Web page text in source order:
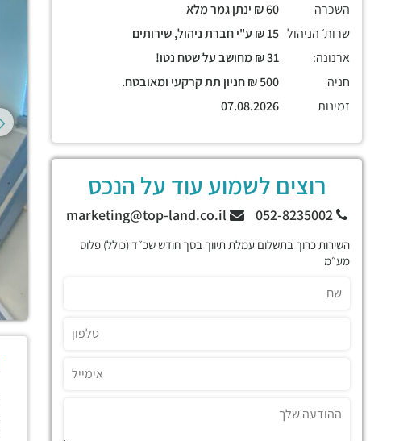
השכרה
שרות׳ הניהול
ארנונה:
חניה
זמינות
רוצים לשמוע עוד על הנכס
השירות כרוך בתשלום עמלת תיווך בסך חודש שכ״ד (כולל) פלוס
מע״מ